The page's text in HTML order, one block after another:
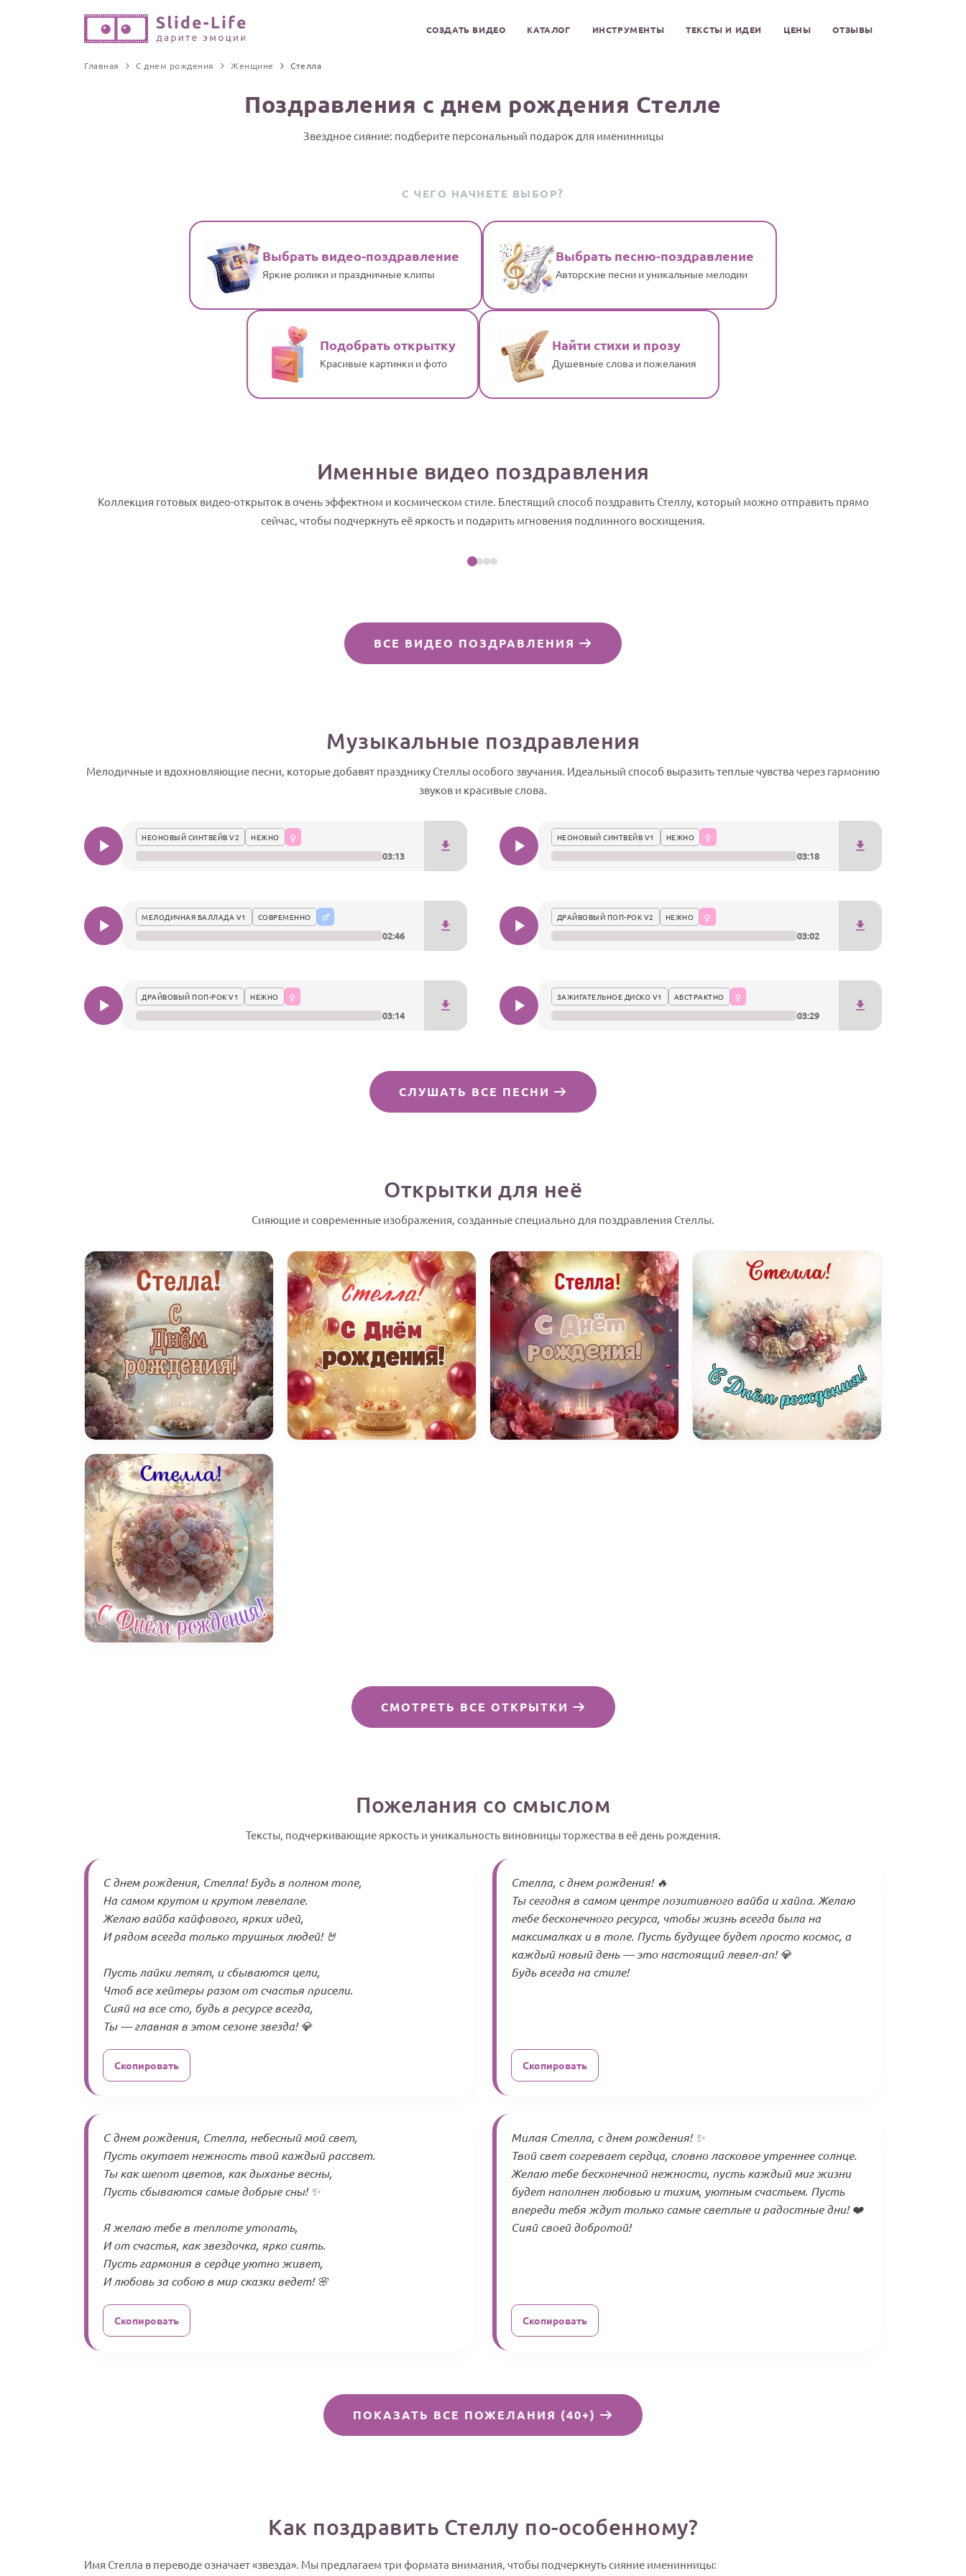
СОЗДАТЬ ВИДЕО КАТАЛОГ ИНСТРУМЕНТЫ ТЕКСТЫ И ИДЕИ ЦЕНЫ ОТЗЫВЫ
Главная С днем рождения Женщине Стелла
Поздравления с днем рождения Стелле
Звездное сияние: подберите персональный подарок для именинницы
С ЧЕГО НАЧНЕТЕ ВЫБОР?
Выбрать видео-поздравление
Яркие ролики и праздничные клипы
Выбрать песню-поздравление
Авторские песни и уникальные мелодии
Подобрать открытку
Красивые картинки и фото
Найти стихи и прозу
Душевные слова и пожелания
Именные видео поздравления
Коллекция готовых видео-открыток в очень эффектном и космическом стиле. Блестящий способ поздравить Стеллу, который можно отправить прямо
сейчас, чтобы подчеркнуть её яркость и подарить мгновения подлинного восхищения.
Посмотреть пример
ВСЕ ВИДЕО ПОЗДРАВЛЕНИЯ
Музыкальные поздравления
Мелодичные и вдохновляющие песни, которые добавят празднику Стеллы особого звучания. Идеальный способ выразить теплые чувства через гармонию
звуков и красивые слова.
НЕОНОВЫЙ СИНТВЕЙВ V2 НЕЖНО
03:13
НЕОНОВЫЙ СИНТВЕЙВ V1 НЕЖНО
03:18
МЕЛОДИЧНАЯ БАЛЛАДА V1 СОВРЕМЕННО
02:46
ДРАЙВОВЫЙ ПОП-РОК V2 НЕЖНО
03:02
ДРАЙВОВЫЙ ПОП-РОК V1 НЕЖНО
03:14
ЗАЖИГАТЕЛЬНОЕ ДИСКО V1 АБСТРАКТНО
03:29
СЛУШАТЬ ВСЕ ПЕСНИ
Открытки для неё
Сияющие и современные изображения, созданные специально для поздравления Стеллы.
СМОТРЕТЬ ВСЕ ОТКРЫТКИ
Пожелания со смыслом
Тексты, подчеркивающие яркость и уникальность виновницы торжества в её день рождения.
С днем рождения, Стелла! Будь в полном топе,
На самом крутом и крутом левелапе.
Желаю вайба кайфового, ярких идей,
И рядом всегда только трушных людей! 🤘
Пусть лайки летят, и сбываются цели,
Чтоб все хейтеры разом от счастья присели.
Сияй на все сто, будь в ресурсе всегда,
Ты — главная в этом сезоне звезда! 💎
Скопировать
Стелла, с днем рождения! 🔥
Ты сегодня в самом центре позитивного вайба и хайпа. Желаю
тебе бесконечного ресурса, чтобы жизнь всегда была на
максималках и в топе. Пусть будущее будет просто космос, а
каждый новый день — это настоящий левел-ап! 💎
Будь всегда на стиле!
Скопировать
С днем рождения, Стелла, небесный мой свет,
Пусть окутает нежность твой каждый рассвет.
Ты как шепот цветов, как дыханье весны,
Пусть сбываются самые добрые сны! ✨
Я желаю тебе в теплоте утопать,
И от счастья, как звездочка, ярко сиять.
Пусть гармония в сердце уютно живет,
И любовь за собою в мир сказки ведет! 🌸
Скопировать
Милая Стелла, с днем рождения! ✨
Твой свет согревает сердца, словно ласковое утреннее солнце.
Желаю тебе бесконечной нежности, пусть каждый миг жизни
будет наполнен любовью и тихим, уютным счастьем. Пусть
впереди тебя ждут только самые светлые и радостные дни! ❤️
Сияй своей добротой!
Скопировать
ПОКАЗАТЬ ВСЕ ПОЖЕЛАНИЯ (40+)
Как поздравить Стеллу по-особенному?
Имя Стелла в переводе означает «звезда». Мы предлагаем три формата внимания, чтобы подчеркнуть сияние именинницы: